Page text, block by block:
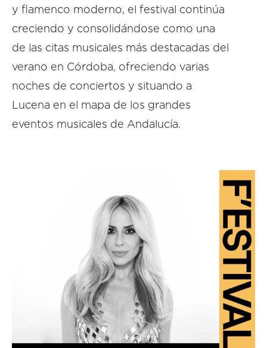
y flamenco moderno, el festival continúa
creciendo y consolidándose como una
de las citas musicales más destacadas del
verano en Córdoba, ofreciendo varias
noches de conciertos y situando a
Lucena en el mapa de los grandes
eventos musicales de Andalucía.